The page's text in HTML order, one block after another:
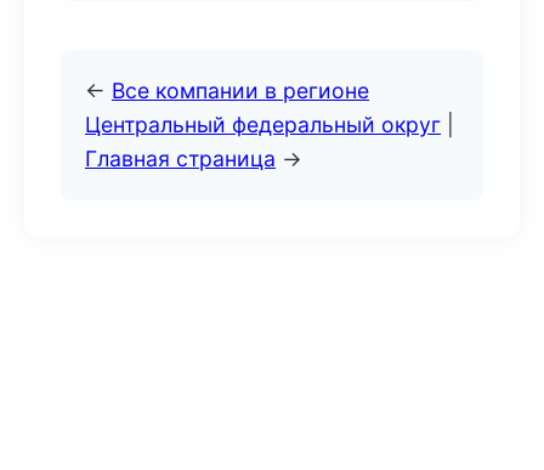
← Все компании в регионе
Центральный федеральный округ
Главная страница →